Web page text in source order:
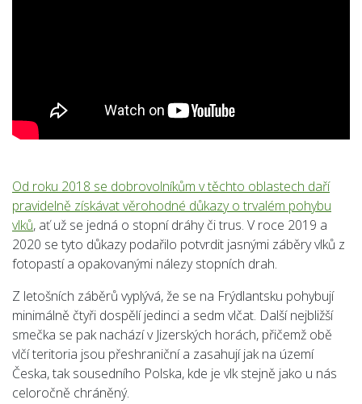
Od roku 2018 se dobrovolníkům v těchto oblastech daří
pravidelně získávat věrohodné důkazy o trvalém pohybu
vlků, ať už se jedná o stopní dráhy či trus. V roce 2019 a
2020 se tyto důkazy podařilo potvrdit jasnými záběry vlků z
fotopastí a opakovanými nálezy stopních drah.
Z letošních záběrů vyplývá, že se na Frýdlantsku pohybují
minimálně čtyři dospělí jedinci a sedm vlčat. Další nejbližší
smečka se pak nachází v Jizerských horách, přičemž obě
vlčí teritoria jsou přeshraniční a zasahují jak na území
Česka, tak sousedního Polska, kde je vlk stejně jako u nás
celoročně chráněný.